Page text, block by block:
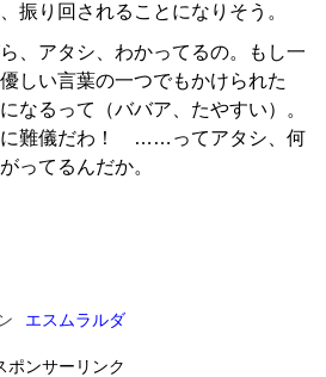
振り回されることになりそう。
、アタシ、わかってるの。もし一
しい言葉の一つでもかけられた
なるって（ババア、たやすい）。
に難儀だわ！ ……ってアタシ、何
ってるんだか。
エスムラルダ
ポンサーリンク